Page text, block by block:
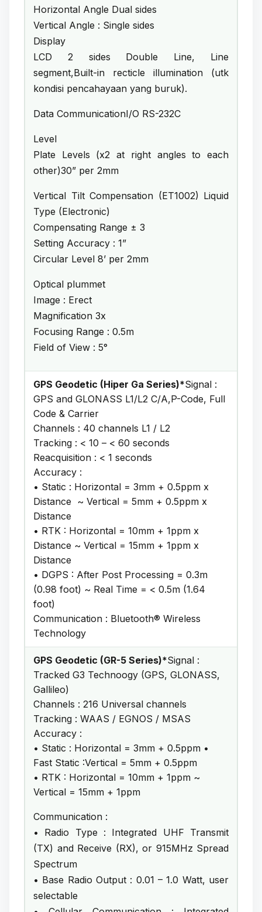
Horizontal Angle Dual sides
Vertical Angle : Single sides
Display
LCD 2 sides Double Line, Line
segment,Built-in recticle illumination (utk
kondisi pencahayaan yang buruk).
Data CommunicationI/O RS-232C
Level
Plate Levels (x2 at right angles to each
other)30” per 2mm
Vertical Tilt Compensation (ET1002) Liquid
Type (Electronic)
Compensating Range ± 3
Setting Accuracy : 1”
Circular Level 8’ per 2mm
Optical plummet
Image : Erect
Magnification 3x
Focusing Range : 0.5m
Field of View : 5°
GPS Geodetic (Hiper Ga Series)*Signal :
GPS and GLONASS L1/L2 C/A,P-Code, Full
Code & Carrier
Channels : 40 channels L1 / L2
Tracking : < 10 – < 60 seconds
Reacquisition : < 1 seconds
Accuracy :
• Static : Horizontal = 3mm + 0.5ppm x
Distance ~ Vertical = 5mm + 0.5ppm x
Distance
• RTK : Horizontal = 10mm + 1ppm x
Distance ~ Vertical = 15mm + 1ppm x
Distance
• DGPS : After Post Processing = 0.3m
(0.98 foot) ~ Real Time = < 0.5m (1.64
foot)
Communication : Bluetooth® Wireless
Technology
GPS Geodetic (GR-5 Series)*Signal :
Tracked G3 Technoogy (GPS, GLONASS,
Gallileo)
Channels : 216 Universal channels
Tracking : WAAS / EGNOS / MSAS
Accuracy :
• Static : Horizontal = 3mm + 0.5ppm •
Fast Static :Vertical = 5mm + 0.5ppm
• RTK : Horizontal = 10mm + 1ppm ~
Vertical = 15mm + 1ppm
Communication :
• Radio Type : Integrated UHF Transmit
(TX) and Receive (RX), or 915MHz Spread
Spectrum
• Base Radio Output : 0.01 – 1.0 Watt, user
selectable